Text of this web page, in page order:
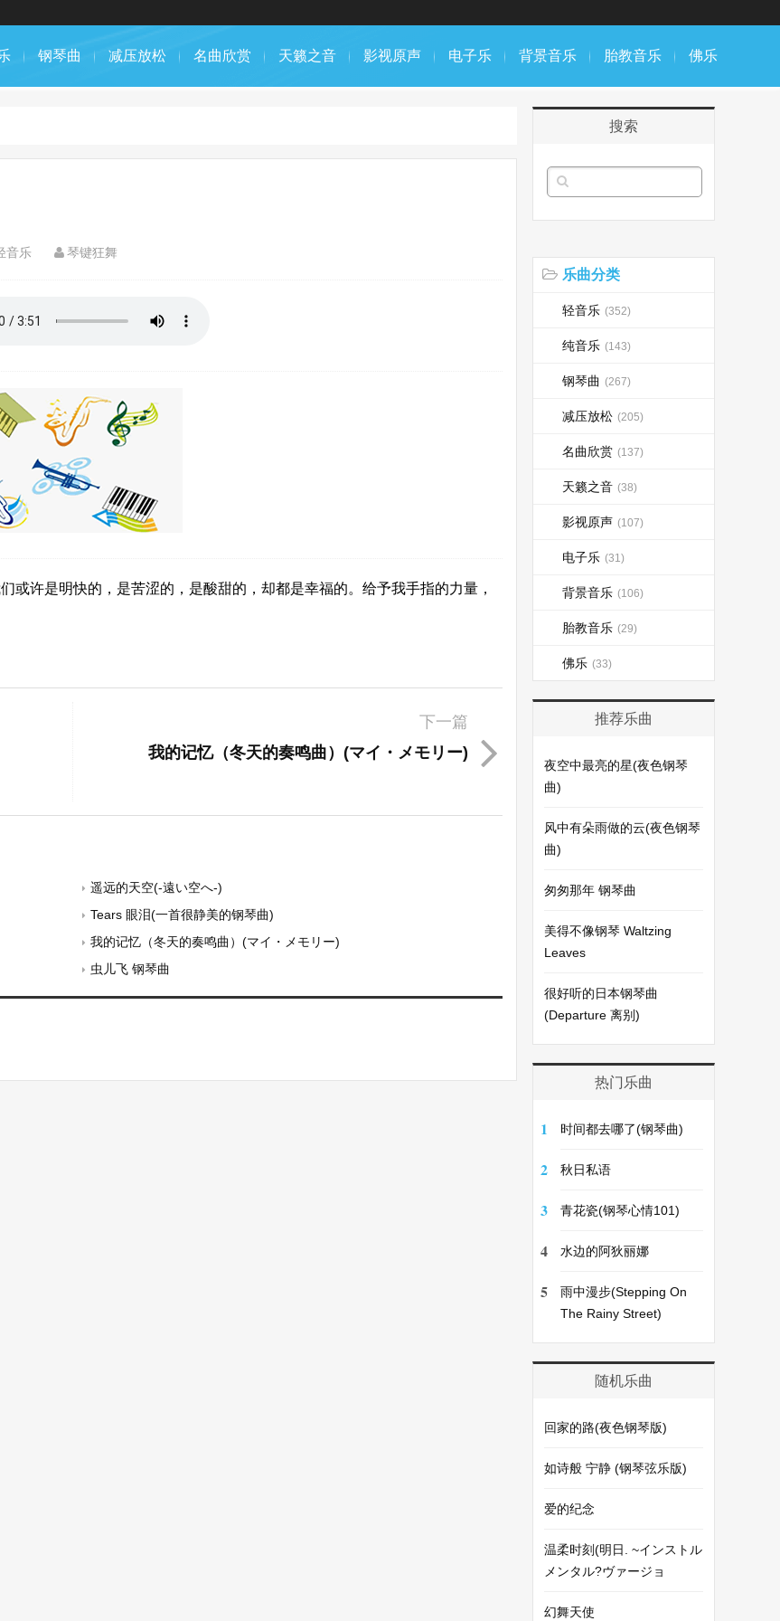
钢琴曲 减压放松 名曲欣赏 天籁之音 影视原声 电子乐 背景音乐 胎教音乐 佛乐
音乐 琴键狂舞
或许是明快的，是苦涩的，是酸甜的，却都是幸福的。给予我手指的力量，
下一篇
我的记忆（冬天的奏鸣曲）(マイ・メモリー)
遥远的天空(-遠い空へ-)
Tears 眼泪(一首很静美的钢琴曲)
我的记忆（冬天的奏鸣曲）(マイ・メモリー)
虫儿飞 钢琴曲
搜索
乐曲分类
轻音乐 (352)
纯音乐 (143)
钢琴曲 (267)
减压放松 (205)
名曲欣赏 (137)
天籁之音 (38)
影视原声 (107)
电子乐 (31)
背景音乐 (106)
胎教音乐 (29)
佛乐 (33)
推荐乐曲
夜空中最亮的星(夜色钢琴
曲)
风中有朵雨做的云(夜色钢琴
曲)
匆匆那年 钢琴曲
美得不像钢琴 Waltzing
Leaves
很好听的日本钢琴曲
(Departure 离别)
热门乐曲
1 时间都去哪了(钢琴曲)
2 秋日私语
3 青花瓷(钢琴心情101)
4 水边的阿狄丽娜
5
雨中漫步(Stepping On
The Rainy Street)
随机乐曲
回家的路(夜色钢琴版)
如诗般 宁静 (钢琴弦乐版)
爱的纪念
温柔时刻(明日. ~インストル
メンタル?ヴァージョ
幻舞天使